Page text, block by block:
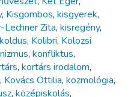
, Kisgombos, kisgyerek,
Lechner Zita, kisregény,
koldus, Kolibri, Kolozsi
, konfliktus,
, kortárs irodalom,
, Kovács Ottilia, kozmológia,
, középiskolás,